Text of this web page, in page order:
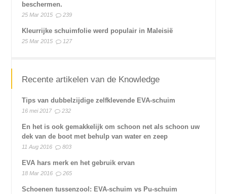
beschermen.
25 Mar 2015 239
Kleurrijke schuimfolie werd populair in Maleisië
25 Mar 2015 127
Recente artikelen van de Knowledge
Tips van dubbelzijdige zelfklevende EVA-schuim
16 mei 2017 232
En het is ook gemakkelijk om schoon net als schoon uw
dek van de boot met behulp van water en zeep
11 Aug 2016 803
EVA hars merk en het gebruik ervan
18 Mar 2016 265
Schoenen tussenzool: EVA-schuim vs Pu-schuim